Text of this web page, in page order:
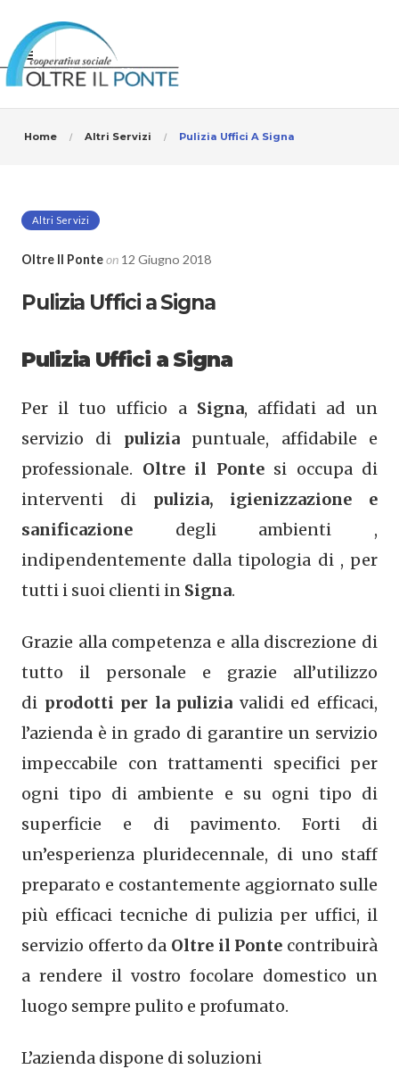
Home Altri Servizi Pulizia Uffici A Signa
Altri Servizi
Oltre Il Ponteon 12 Giugno 2018
Pulizia Uffici a Signa
Pulizia Uffici a Signa
Per il tuo ufficio a Signa, affidati ad un
servizio di pulizia puntuale, affidabile e
professionale. Oltre il Ponte si occupa di
interventi di pulizia, igienizzazione e
sanificazione degli ambienti ,
indipendentemente dalla tipologia di , per
tutti i suoi clienti in Signa.
Grazie alla competenza e alla discrezione di
tutto il personale e grazie all’utilizzo
di prodotti per la pulizia validi ed efficaci,
l’azienda è in grado di garantire un servizio
impeccabile con trattamenti specifici per
ogni tipo di ambiente e su ogni tipo di
superficie e di pavimento. Forti di
un’esperienza pluridecennale, di uno staff
preparato e costantemente aggiornato sulle
più efficaci tecniche di pulizia per uffici, il
servizio offerto da Oltre il Ponte contribuirà
a rendere il vostro focolare domestico un
luogo sempre pulito e profumato.
L’azienda dispone di soluzioni